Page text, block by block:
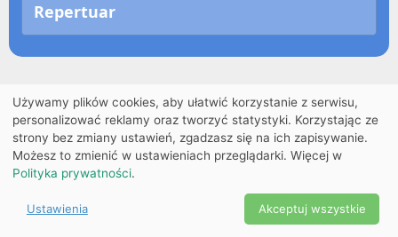
Repertuar
Ekobilet2026 |
Ustawienia
cookies
2026
Używamy plików cookies, aby ułatwić korzystanie z serwisu,
personalizować reklamy oraz tworzyć statystyki. Korzystając ze
strony bez zmiany ustawień, zgadzasz się na ich zapisywanie.
Możesz to zmienić w ustawieniach przeglądarki. Więcej w
Polityka prywatności.
Ustawienia Akceptuj wszystkie